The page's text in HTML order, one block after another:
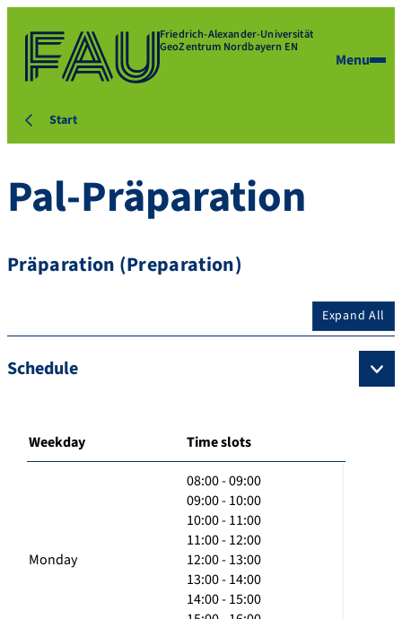
Friedrich-Alexander-Universität
GeoZentrum Nordbayern EN
Menu
Start
Pal-Präparation
Präparation (Preparation)
Expand All
Schedule
Weekday Time slots
Monday
08:00 - 09:00
09:00 - 10:00
10:00 - 11:00
11:00 - 12:00
12:00 - 13:00
13:00 - 14:00
14:00 - 15:00